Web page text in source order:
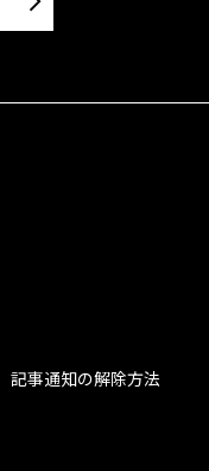
記事通知の解除方法